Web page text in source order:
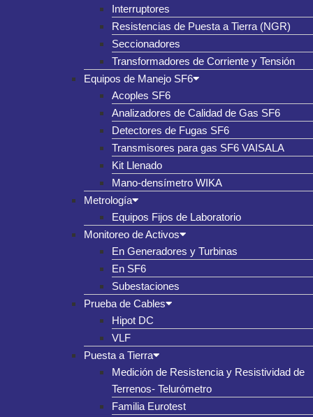
Interruptores
Resistencias de Puesta a Tierra (NGR)
Seccionadores
Transformadores de Corriente y Tensión
Equipos de Manejo SF6
Acoples SF6
Analizadores de Calidad de Gas SF6
Detectores de Fugas SF6
Transmisores para gas SF6 VAISALA
Kit Llenado
Mano-densímetro WIKA
Metrología
Equipos Fijos de Laboratorio
Monitoreo de Activos
En Generadores y Turbinas
En SF6
Subestaciones
Prueba de Cables
Hipot DC
VLF
Puesta a Tierra
Medición de Resistencia y Resistividad de
Terrenos- Telurómetro
Familia Eurotest